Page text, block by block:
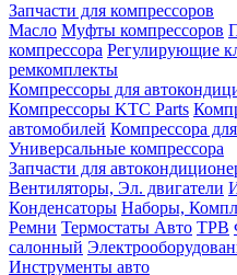
Запчасти для компрессоров
Масло Муфты компрессоров
компрессора Регулирующие
ремкомплекты
Компрессоры для
Компрессоры KTC Parts
автомобилей Компрессора
Универсальные компрессора
Запчасти для
Вентиляторы, Эл. двигатели
Конденсаторы Наборы,
Ремни Термостаты Авто ТРВ
салонный
Инструменты авто